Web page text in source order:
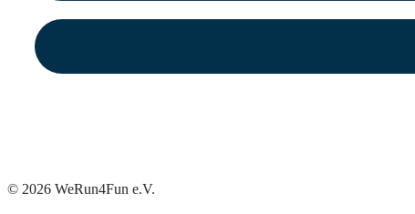
© 2026 WeRun4Fun e.V.